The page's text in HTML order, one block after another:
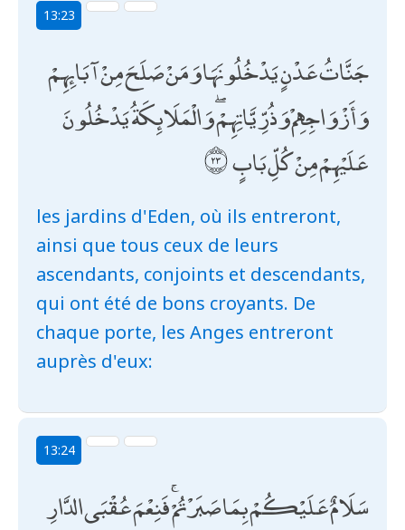
13:23
جَنَّاتُ عَدْنٍ يَدْخُلُونَهَا وَمَنْ صَلَحَ مِنْ آبَائِهِمْ
وَأَزْوَاجِهِمْ وَذُرِّيَّاتِهِمْ ۖ وَالْمَلَائِكَةُ يَدْخُلُونَ
عَلَيْهِمْ مِنْ كُلِّ بَابٍ
les jardins d'Eden, où ils entreront,
ainsi que tous ceux de leurs
ascendants, conjoints et descendants,
qui ont été de bons croyants. De
chaque porte, les Anges entreront
auprès d'eux:
13:24
سَلَامٌ عَلَيْكُمْ بِمَا صَبَرْتُمْ ۚ فَنِعْمَ عُقْبَى الدَّارِ